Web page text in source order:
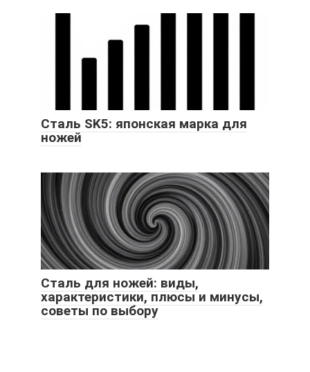
Сталь SK5: японская марка для
ножей
Сталь для ножей: виды,
характеристики, плюсы и минусы,
советы по выбору